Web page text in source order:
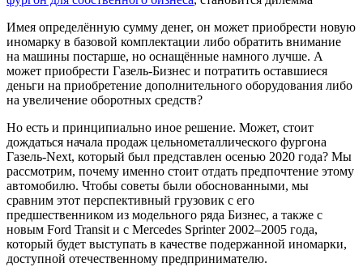
Имея определённую сумму денег, он может приобрести новую
иномарку в базовой комплектации либо обратить внимание
на машины постарше, но оснащённые намного лучше. А
может приобрести Газель-Бизнес и потратить оставшиеся
деньги на приобретение дополнительного оборудования либо
на увеличение оборотных средств?
Но есть и принципиально иное решение. Может, стоит
дождаться начала продаж цельнометаллического фургона
Газель-Next, который был представлен осенью 2020 года? Мы
рассмотрим, почему именно стоит отдать предпочтение этому
автомобилю. Чтобы советы были обоснованными, мы
сравним этот перспективный грузовик с его
предшественником из модельного ряда Бизнес, а также с
новым Ford Transit и с Mercedes Sprinter 2002–2005 года,
который будет выступать в качестве подержанной иномарки,
доступной отечественному предпринимателю.